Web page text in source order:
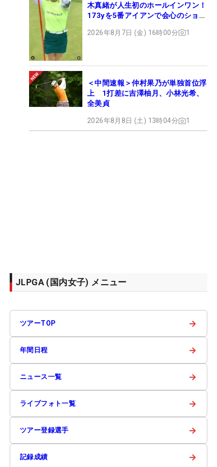
木真緒が人生初のホールインワン！
173yを5番アイアンで会心のショッ
2026年8月7日 (金) 16時00分 1
＜中間速報＞仲村果乃が単独首位浮
上 1打差に吉澤柚月、小林光希、
全美貞
2026年8月8日 (土) 13時04分 1
JLPGA (国内女子) メニュー
ツアーTOP →
年間日程 →
ニュース一覧 →
ライブフォト一覧 →
ツアー登録選手 →
記録成績 →